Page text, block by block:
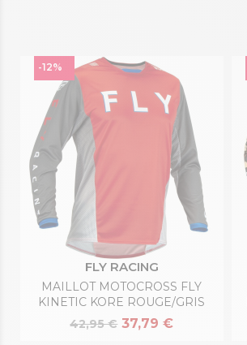
FLY RACING
MAILLOT MOTOCROSS FLY
KINETIC KORE ROUGE/GRIS
42,95 € 37,79 €
-12%